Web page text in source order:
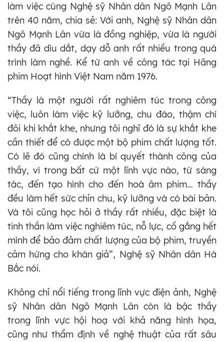
làm việc cùng Nghệ sỹ Nhân dân Ngô Mạnh Lân
trên 40 năm, chia sẻ: Với anh, Nghệ sỹ Nhân dân
Ngô Mạnh Lân vừa là đồng nghiệp, vừa là người
thầy đã dìu dắt, dạy dỗ anh rất nhiều trong quá
trình làm nghề. Kể từ anh về công tác tại Hãng
phim Hoạt hình Việt Nam năm 1976.
“Thầy là một người rất nghiêm túc trong công
việc, luôn làm việc kỹ lưỡng, chu đáo, thậm chí
đôi khi khắt khe, nhưng tôi nghĩ đó là sự khắt khe
cần thiết để có được một bộ phim chất lượng tốt.
Có lẽ đó cũng chính là bí quyết thành công của
thầy, vì trong bất cứ một lĩnh vực nào, từ sáng
tác, đến tạo hình cho đến hoà âm phim… thầy
đều làm hết sức chỉn chu, kỹ lưỡng và có bài bản.
Và tôi cũng học hỏi ở thầy rất nhiều, đặc biệt là
tinh thần làm việc nghiêm túc, nỗ lực, cố gắng hết
mình để bảo đảm chất lượng của bộ phim, truyền
cảm hứng cho khán giả”, Nghệ sỹ Nhân dân Hà
Bắc nói.
Không chỉ nổi tiếng trong lĩnh vực điện ảnh, Nghệ
sỹ Nhân dân Ngô Mạnh Lân còn là bậc thầy
trong lĩnh vực hội hoạ với khả năng hình họa,
cũng như thẩm định về nghệ thuật của rất sâu